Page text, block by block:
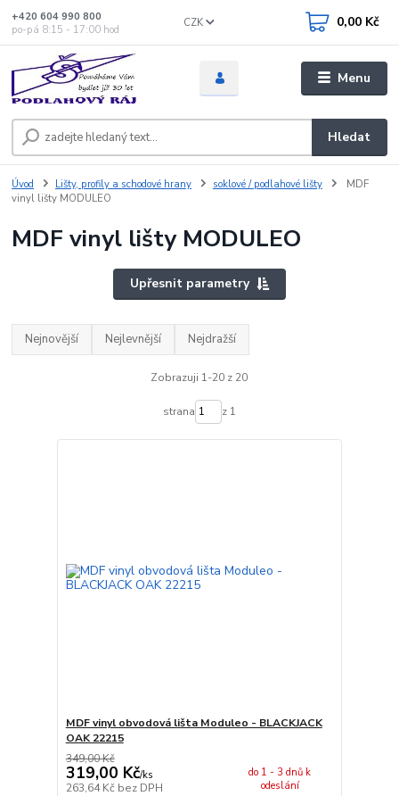
Menu
CZK
Hledat
+420 604 990 800
po-pá 8:15 - 17:00 hod
0,00 Kč
Úvod Lišty, profily a schodové hrany soklové / podlahové lišty
MDF
vinyl lišty MODULEO
MDF vinyl lišty MODULEO
Upřesnit parametry
Nejnovější Nejlevnější Nejdražší
Zobrazuji 1-20 z 20
strana z 1
MDF vinyl obvodová lišta Moduleo - BLACKJACK
OAK 22215
349,00 Kč
319,00 Kč/ks
263,64 Kč bez DPH
do 1 - 3 dnů k
odeslání